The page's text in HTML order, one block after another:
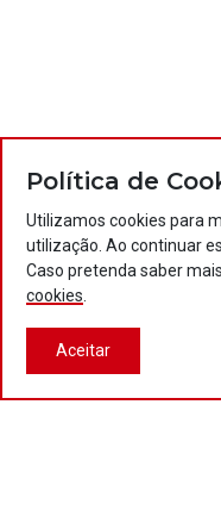
Política de
Utilizamos cookies para
utilização. Ao continuar
Caso pretenda saber
cookies
Aceitar